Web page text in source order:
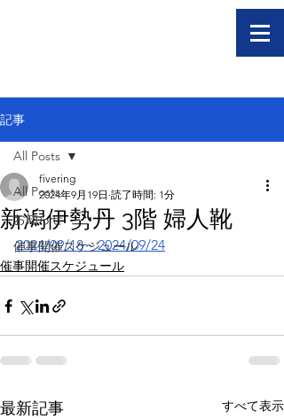
記事
All Posts
お知らせ
催事開催スケジュール
All Posts
新潟伊勢丹 3階 婦人靴
fivering
2024年9月19日 読了時間: 1分
2024/09/18～2024/09/24
催事開催スケジュール
最新記事 すべて表示